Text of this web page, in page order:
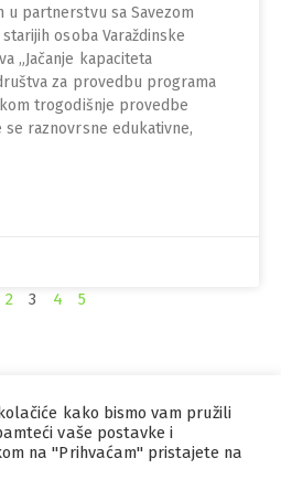
u partnerstvu sa Savezom
osoba Varaždinske
„Jačanje kapaciteta
za provedbu programa
trogodišnje provedbe
raznovrsne edukativne,
2 3 4 5
kako bismo vam pružili
vaše postavke i
na "Prihvaćam" pristajete na